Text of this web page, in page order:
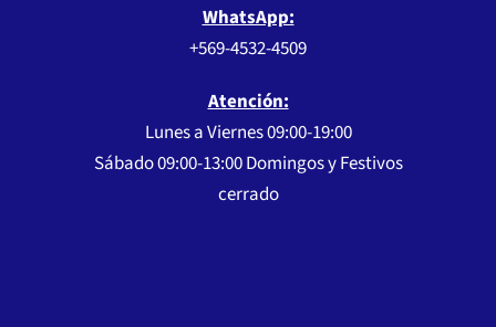
WhatsApp:
+569-4532-4509
Atención:
Lunes a Viernes 09:00-19:00
Sábado 09:00-13:00 Domingos y Festivos
cerrado